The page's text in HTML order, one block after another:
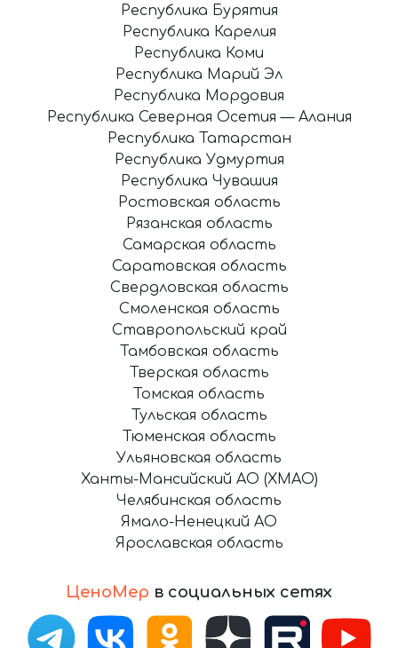
ЦеноМер в социальных сетях
Республика Бурятия
Республика Карелия
Республика Коми
Республика Марий Эл
Республика Мордовия
Республика Северная Осетия — Алания
Республика Татарстан
Республика Удмуртия
Республика Чувашия
Ростовская область
Рязанская область
Самарская область
Саратовская область
Свердловская область
Смоленская область
Ставропольский край
Тамбовская область
Тверская область
Томская область
Тульская область
Тюменская область
Ульяновская область
Ханты-Мансийский АО (ХМАО)
Челябинская область
Ямало-Ненецкий АО
Ярославская область